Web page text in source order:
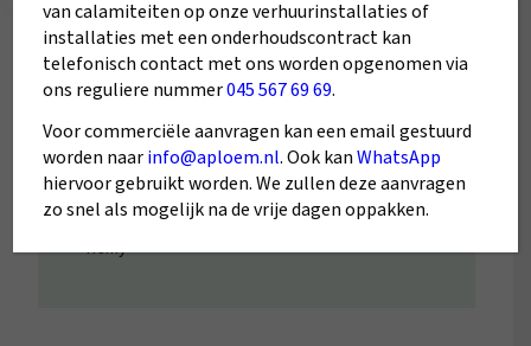
5/5
Remy
van calamiteiten op onze verhuurinstallaties of
installaties met een onderhoudscontract kan
telefonisch contact met ons worden opgenomen via
ons reguliere nummer045 567 69 69.
Voor commerciële aanvragen kan een email gestuurd
worden naarinfo@aploem.nl. Ook kanWhatsApp
hiervoor gebruikt worden. We zullen deze aanvragen
zo snel als mogelijk na de vrije dagen oppakken.